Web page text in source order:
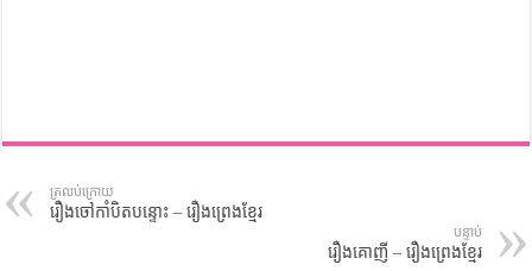
ត្រលប់ក្រោយ
រឿងចៅកាំបិតបន្ទោះ – រឿងព្រេងខ្មែរ
បន្ទាប់
រឿងគោញី – រឿងព្រេងខ្មែរ